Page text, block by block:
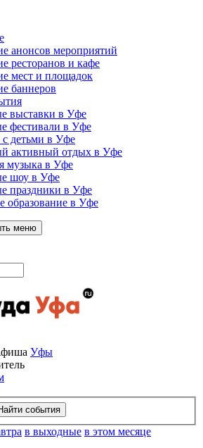
анонсов мероприятий
ресторанов и кафе
мест и площадок
баннеров
выставки в Уфе
фестивали в Уфе
с детьми в Уфе
активный отдых в Уфе
музыка в Уфе
шоу в Уфе
праздники в Уфе
образование в Уфе
меню
Уфы
в выходные в этом месяце